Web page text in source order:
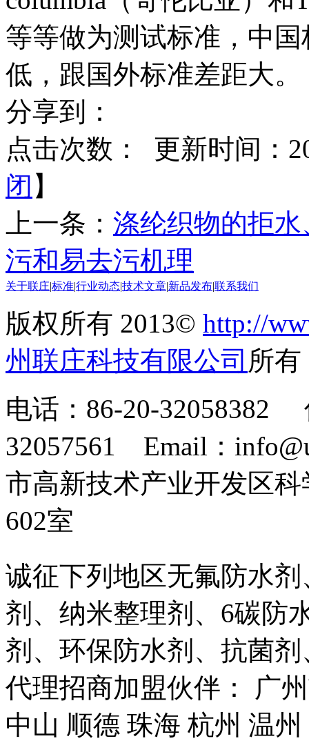
等等做为测试标准，中
低，跟国外标准差距大。
分享到：
点击次数：
更新时间：
闭 】
上一条： 涤纶织物的拒
污和易去污机理
关于联庄标准行业动态技术文章 新品发布联系我们
版权所有 2013© http://
州联庄科技有限公司 所
电话：86-20-32058382
32057561 Email：
市高新技术产业开发区
602室
诚征下列地区无氟防水
剂、纳米整理剂、6碳防
剂、环保防水剂、抗菌
代理招商加盟伙伴： 广
中山 顺德 珠海 杭州 温